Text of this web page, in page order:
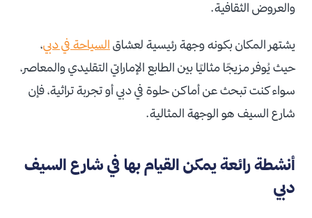
والعروض الثقافية.
يشتهر المكان بكونه وجهة رئيسية لعشاق السياحة في دبي،
حيث يُوفر مزيجًا مثاليًا بين الطابع الإماراتي التقليدي والمعاصر،
سواء كنت تبحث عن أماكن حلوة في دبي أو تجربة تراثية، فإن
شارع السيف هو الوجهة المثالية.
أنشطة رائعة يمكن القيام بها في شارع السيف
دبي